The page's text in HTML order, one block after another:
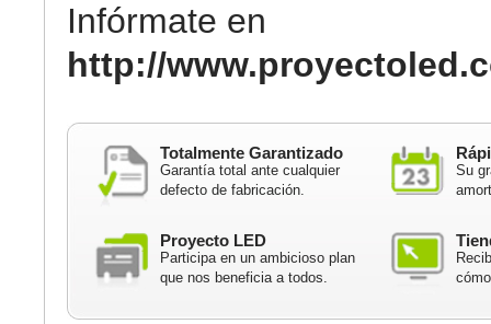
Infórmate en
http://
Totalmente Garantizado
Garantía total ante cualquier
defecto de fabricación.
Su
Proyecto LED
Participa en un ambicioso plan
que nos beneficia a todos.